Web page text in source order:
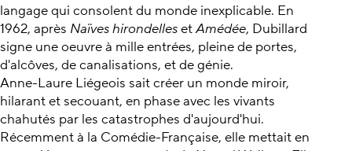
langage qui consolent du monde inexplicable. En
1962, après Naïves hirondellesetAmédée, Dubillard
signe une oeuvre à mille entrées, pleine de portes,
d'alcôves, de canalisations, et de génie.
Anne-Laure Liégeois sait créer un monde miroir,
hilarant et secouant, en phase avec les vivants
chahutés par les catastrophes d'aujourd'hui.
Récemment à la Comédie-Française, elle mettait en